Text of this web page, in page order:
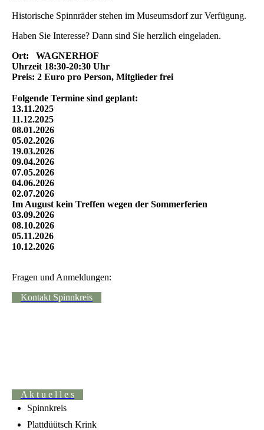
Historische Spinnräder stehen im Museumsdorf zur Verfügung.
Haben Sie Interesse? Dann sind Sie herzlich eingeladen.
Ort: WAGNERHOF
Uhrzeit 18:30-20:30 Uhr
Preis: 2 Euro pro Person, Mitglieder frei
Folgende Termine sind geplant:
13.11.2025
11.12.2025
08.01.2026
05.02.2026
19.03.2026
09.04.2026
07.05.2026
04.06.2026
02.07.2026
Im August kein Treffen wegen der Sommerferien
03.09.2026
08.10.2026
05.11.2026
10.12.2026
Fragen und Anmeldungen:
Kontakt Spinnkreis
A k t u e l l e s
Spinnkreis
Plattdüütsch Krink